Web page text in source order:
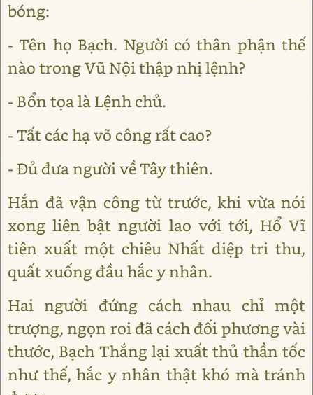
bóng:
- Tên họ Bạch. Người có thân phận thế
nào trong Vũ Nội thập nhị lệnh?
- Bổn tọa là Lệnh chủ.
- Tất các hạ võ công rất cao?
- Đủ đưa người về Tây thiên.
Hắn đã vận công từ trước, khi vừa nói
xong liên bật người lao với tới, Hổ Vĩ
tiên xuất một chiêu Nhất diệp tri thu,
quất xuống đầu hắc y nhân.
Hai người đứng cách nhau chỉ một
trượng, ngọn roi đã cách đối phương vài
thước, Bạch Thắng lại xuất thủ thần tốc
như thế, hắc y nhân thật khó mà tránh